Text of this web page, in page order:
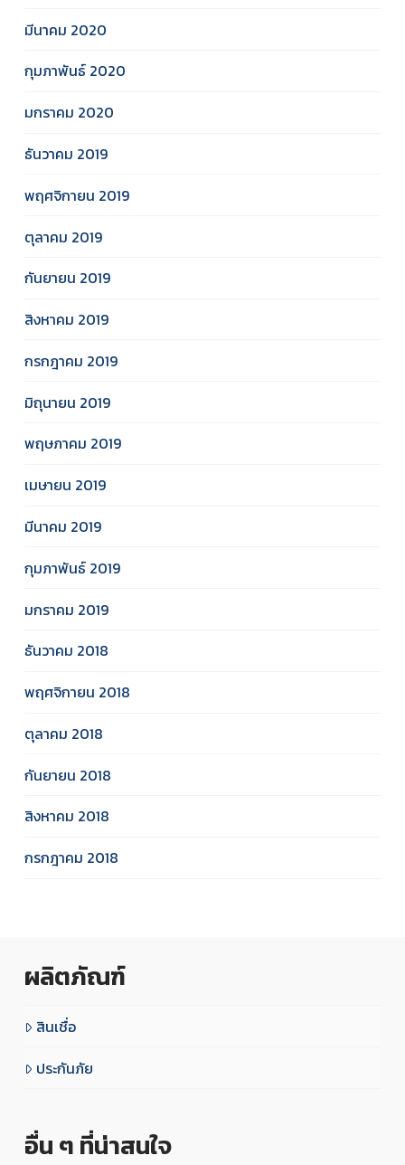
มีนาคม 2020
กุมภาพันธ์ 2020
มกราคม 2020
ธันวาคม 2019
พฤศจิกายน 2019
ตุลาคม 2019
กันยายน 2019
สิงหาคม 2019
กรกฎาคม 2019
มิถุนายน 2019
พฤษภาคม 2019
เมษายน 2019
มีนาคม 2019
กุมภาพันธ์ 2019
มกราคม 2019
ธันวาคม 2018
พฤศจิกายน 2018
ตุลาคม 2018
กันยายน 2018
สิงหาคม 2018
กรกฎาคม 2018
ผลิตภัณฑ์
สินเชื่อ
ประกันภัย
อื่น ๆ ที่น่าสนใจ